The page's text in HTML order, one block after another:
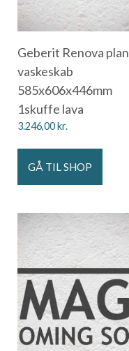
Geberit Renova plan
vaskeskab
585x606x446mm
1skuffe lava
3.246,00kr.
GÅ TIL SHOP